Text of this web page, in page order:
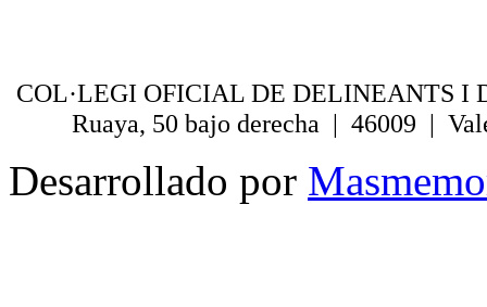
COL·LEGI OFICIAL DE DELINEANTS I
Ruaya, 50 bajo derecha | 46009 |
Desarrollado por